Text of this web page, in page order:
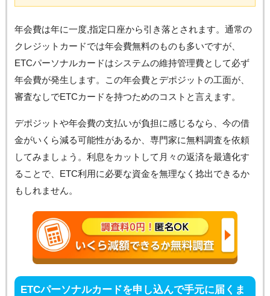
年会費は年に一度,指定口座から引き落とされます。通常の
クレジットカードでは年会費無料のものも多いですが、
ETCパーソナルカードはシステムの維持管理費として必ず
年会費が発生します。この年会費とデポジットの工面が、
審査なしでETCカードを持つためのコストと言えます。
デポジットや年会費の支払いが負担に感じるなら、今の借
金がいくら減る可能性があるか、専門家に無料調査を依頼
してみましょう。利息をカットして月々の返済を最適化す
ることで、ETC利用に必要な資金を無理なく捻出できるか
もしれません。
ETCパーソナルカードを申し込んで手元に届くま